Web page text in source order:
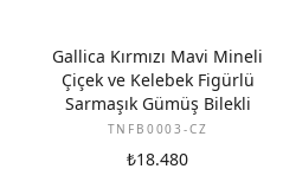
Gallica Kırmızı Mavi Mineli
Çiçek ve Kelebek Figürlü
Sarmaşık Gümüş Bilekli
TNFB0003-CZ
₺18.480